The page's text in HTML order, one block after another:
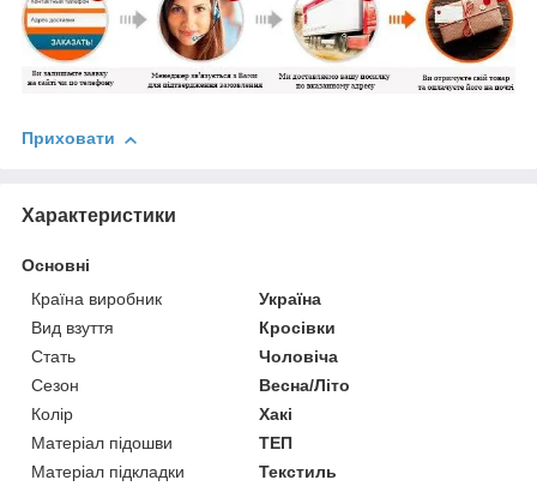
Приховати
Характеристики
Основні
Країна виробник
Україна
Вид взуття
Кросівки
Стать
Чоловіча
Сезон
Весна/Літо
Колір
Хакі
Матеріал підошви
ТЕП
Матеріал підкладки
Текстиль